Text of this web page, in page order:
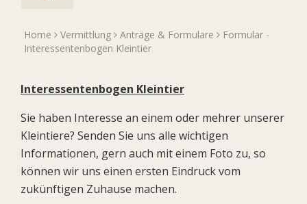
Home Vermittlung Anträge & Formulare
Formular -
Interessentenbogen Kleintier
Interessentenbogen Kleintier
Sie haben Interesse an einem oder mehrer unserer
Kleintiere? Senden Sie uns alle wichtigen
Informationen, gern auch mit einem Foto zu, so
können wir uns einen ersten Eindruck vom
zukünftigen Zuhause machen.